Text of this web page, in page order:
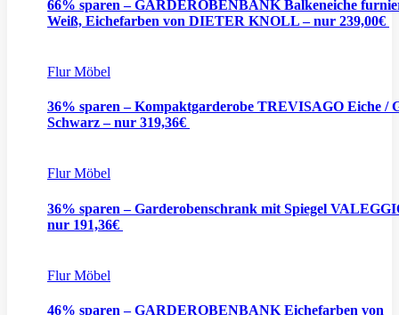
66% sparen – GARDEROBENBANK Balkeneiche
Weiß, Eichefarben von DIETER KNOLL – nur 239,00€
Flur Möbel
36% sparen – Kompaktgarderobe TREVISAGO Eiche /
Schwarz – nur 319,36€
Flur Möbel
36% sparen – Garderobenschrank mit Spiegel
nur 191,36€
Flur Möbel
46% sparen – GARDEROBENBANK Eichefarben von